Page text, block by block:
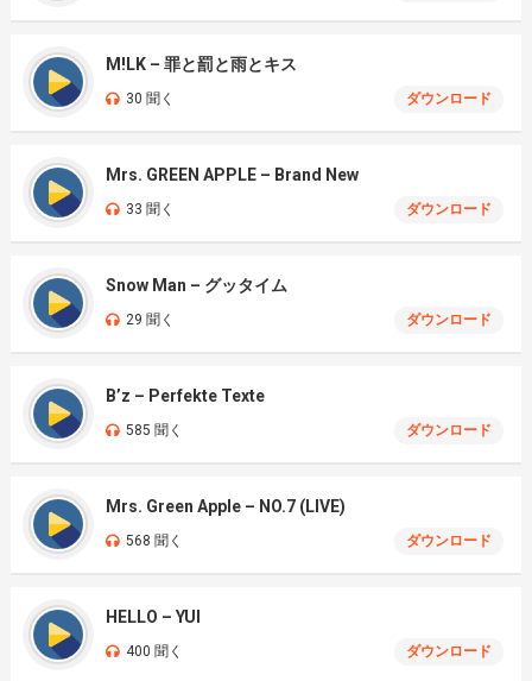
M!LK – 罪と罰と雨とキス
30 聞く ダウンロード
Mrs. GREEN APPLE – Brand New
33 聞く ダウンロード
Snow Man – グッタイム
29 聞く ダウンロード
B’z – Perfekte Texte
585 聞く ダウンロード
Mrs. Green Apple – NO.7 (LIVE)
568 聞く ダウンロード
HELLO – YUI
400 聞く ダウンロード